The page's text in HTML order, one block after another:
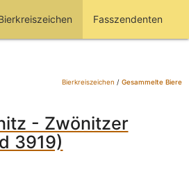
Fasszendenten
Bierkreiszeichen / Gesammelte Biere
- Zwönitzer
3919)